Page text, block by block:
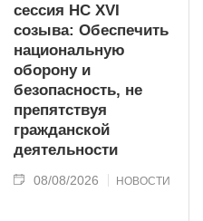
сессия НС XVI
созыва: Обеспечить
национальную
оборону и
безопасность, не
препятствуя
гражданской
деятельности
08/08/2026 НОВОСТИ